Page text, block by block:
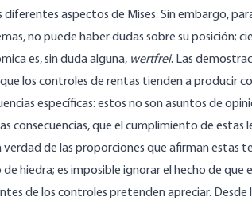
aspectos de Mises. Sin embargo,
no puede haber dudas sobre su posición;
es, sin duda alguna, wertfrei. Las
los controles de rentas tienden a producir
específicas: estos no son asuntos de
consecuencias, que el cumplimiento de estas
de las proporciones que afirman estas
hiedra; es imposible ignorar el hecho de que
de los controles pretenden apreciar.